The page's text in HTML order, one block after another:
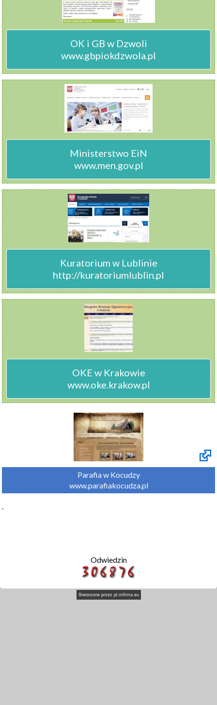
OK i GB w Dzwoli
www.gbpiokdzwola.pl
Ministerstwo EiN
www.men.gov.pl
Kuratorium w Lublinie
http://kuratoriumlublin.pl
OKE w Krakowie
www.oke.krakow.pl
Parafia w Kocudzy
www.parafiakocudza.pl
.
Odwiedzin
Stworzone przez pl.mfirma.eu